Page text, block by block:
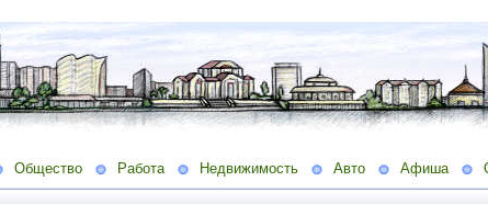
Общество Работа Недвижимость Авто Афиша